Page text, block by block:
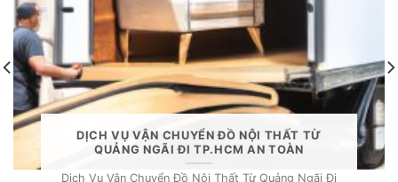
DỊCH VỤ VẬN CHUYỂN ĐỒ NỘI THẤT TỪ
QUẢNG NGÃI ĐI TP.HCM AN TOÀN
Dịch Vụ Vận Chuyển Đồ Nội Thất Từ Quảng Ngãi Đi